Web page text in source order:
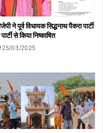
ने पूर्व विधायक सिद्धनाथ पैकरा पार्टी
से किया निष्काषित
25/03/2025